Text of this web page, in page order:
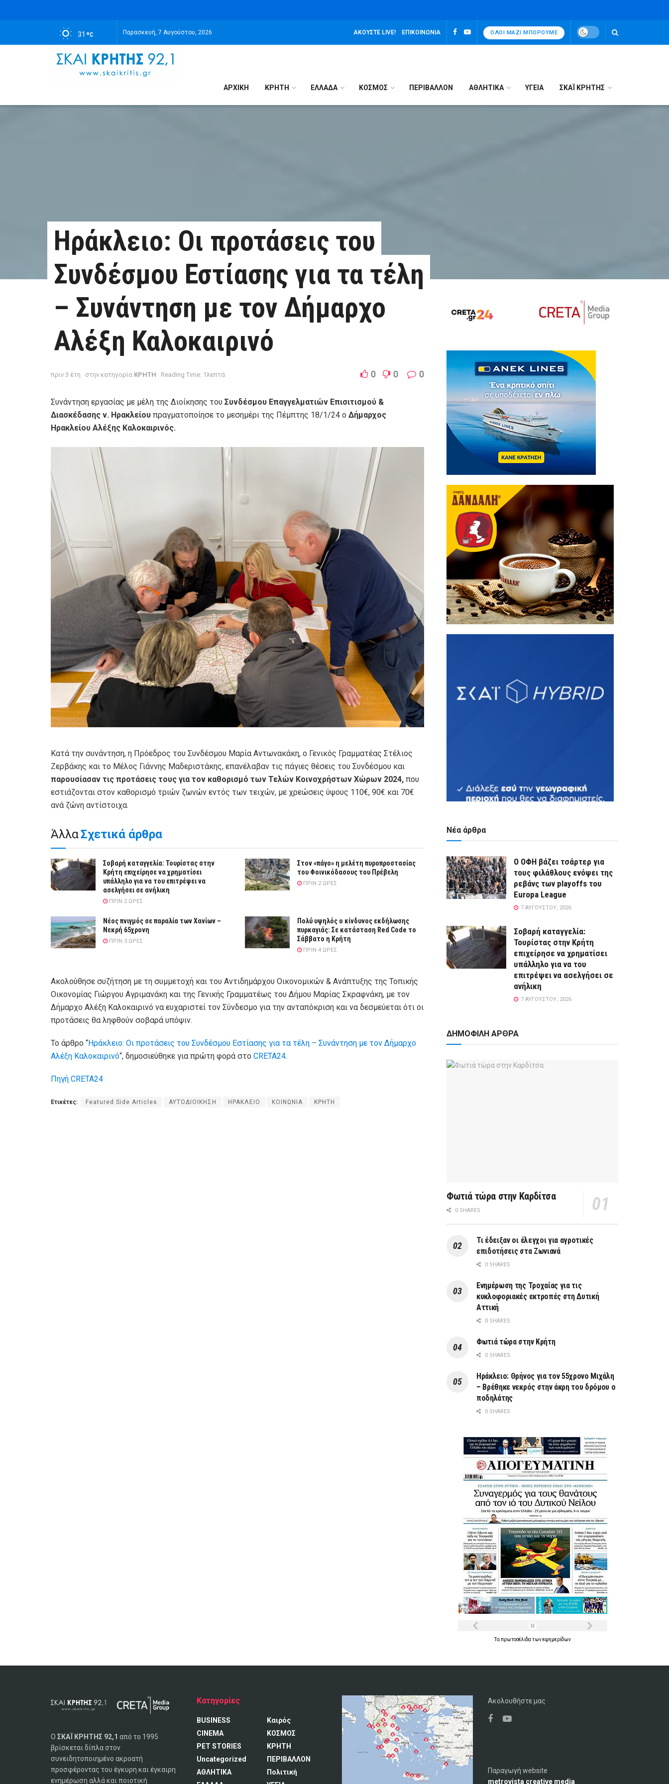
31 Παρασκευή, 7 Αυγούστου, 2026 ΑΚΟΎΣΤΕ LIVE! ΕΠΙΚΟΙΝΩΝΊΑ ΌΛΟΙ ΜΑΖΊ ΜΠΟΡΟΎΜΕ
ΑΡΧΙΚΉ ΚΡΗΤΗ ΕΛΛΑΔΑ ΚΟΣΜΟΣ ΠΕΡΙΒΑΛΛΟΝ ΑΘΛΗΤΙΚΑ ΥΓΕΙΑ ΣΚΑΪ ΚΡΗΤΗΣ
Ηράκλειο: Οι προτάσεις του
Συνδέσμου Εστίασης για τα τέλη
– Συνάντηση με τον Δήμαρχο
Αλέξη Καλοκαιρινό
πριν 3 έτη στην κατηγορία ΚΡΗΤΗ Reading Time: 1λεπτά 0 0 0
Συνάντηση εργασίας με μέλη της Διοίκησης του Συνδέσμου Επαγγελματιών Επισιτισμού &
Διασκέδασης ν. Ηρακλείου πραγματοποίησε το μεσημέρι της Πέμπτης 18/1/24 ο Δήμαρχος
Ηρακλείου Αλέξης Καλοκαιρινός.
Κατά την συνάντηση, η Πρόεδρος του Συνδέσμου Μαρία Αντωνακάκη, ο Γενικός Γραμματέας Στέλιος
Ζερβάκης και το Μέλος Γιάννης Μαδεριστάκης, επανέλαβαν τις πάγιες θέσεις του Συνδέσμου και
παρουσίασαν τις προτάσεις τους για τον καθορισμό των Τελών Κοινοχρήστων Χώρων 2024, που
εστιάζονται στον καθορισμό τριών ζωνών εντός των τειχών, με χρεώσεις ύψους 110€, 90€ και 70€
ανά ζώνη αντίστοιχα.
ΆλλαΣχετικά άρθρα
Σοβαρή καταγγελία: Τουρίστας στην
Κρήτη επιχείρησε να χρηματίσει
υπάλληλο για να του επιτρέψει να
ασελγήσει σε ανήλικη
ΠΡΙΝ 2 ΏΡΕΣ
Στον «πάγο» η μελέτη πυροπροστασίας
του Φοινικόδασους του Πρέβελη
ΠΡΙΝ 2 ΏΡΕΣ
Νέος πνιγμός σε παραλία των Χανίων –
Νεκρή 65χρονη
ΠΡΙΝ 3 ΏΡΕΣ
Πολύ υψηλός ο κίνδυνος εκδήλωσης
πυρκαγιάς: Σε κατάσταση Red Code το
Σάββατο η Κρήτη
ΠΡΙΝ 4 ΏΡΕΣ
Ακολούθησε συζήτηση με τη συμμετοχή και του Αντιδημάρχου Οικονομικών & Ανάπτυξης της Τοπικής
Οικονομίας Γιώργου Αγριμανάκη και της Γενικής Γραμματέως του Δήμου Μαρίας Σκραφνάκη, με τον
Δήμαρχο Αλέξη Καλοκαιρινό να ευχαριστεί τον Σύνδεσμο για την ανταπόκριση και να δεσμεύεται ότι οι
προτάσεις θα ληφθούν σοβαρά υπόψιν.
Το άρθρο “Ηράκλειο: Οι προτάσεις του Συνδέσμου Εστίασης για τα τέλη – Συνάντηση με τον Δήμαρχο
Αλέξη Καλοκαιρινό“, δημοσιεύθηκε για πρώτη φορά στο CRETA24.
Πηγή CRETA24
Ετικέτες: Featured Side Articles ΑΥΤΟΔΙΟΙΚΗΣΗ ΗΡΑΚΛΕΙΟ ΚΟΙΝΩΝΙΑ ΚΡΗΤΗ
Νέα άρθρα
Ο ΟΦΗ βάζει τσάρτερ για
τους φιλάθλους ενόψει της
ρεβάνς των playoffs του
Europa League
7 ΑΥΓΟΎΣΤΟΥ, 2026
Σοβαρή καταγγελία:
Τουρίστας στην Κρήτη
επιχείρησε να χρηματίσει
υπάλληλο για να του
επιτρέψει να ασελγήσει σε
ανήλικη
7 ΑΥΓΟΎΣΤΟΥ, 2026
ΔΗΜΟΦΙΛΗ ΑΡΘΡΑ
Φωτιά τώρα στην Καρδίτσα
0 SHARES
Τι έδειξαν οι έλεγχοι για αγροτικές
επιδοτήσεις στα Ζωνιανά
0 SHARES
Ενημέρωση της Τροχαίας για τις
κυκλοφοριακές εκτροπές στη Δυτική
Αττική
0 SHARES
Φωτιά τώρα στην Κρήτη
0 SHARES
Ηράκλειο: Θρήνος για τον 55χρονο Μιχάλη
– Βρέθηκε νεκρός στην άκρη του δρόμου ο
ποδηλάτης
0 SHARES
Τα πρωτοσέλιδα τωνεφημερίδων
Ο ΣΚΑΪ ΚΡΗΤΗΣ 92,1 από το 1995
βρίσκεται δίπλα στον
συνειδητοποιημένο ακροατή
προσφέροντας του έγκυρη και έγκαιρη
ενημέρωση αλλά και ποιοτική
Κατηγορίες
BUSINESS
CINEMA
PET STORIES
Uncategorized
ΑΘΛΗΤΙΚΑ
Καιρός
ΚΟΣΜΟΣ
ΚΡΗΤΗ
ΠΕΡΙΒΑΛΛΟΝ
Πολιτική
Ακολουθήστε μας
Παραγωγή website
metrovista creative media